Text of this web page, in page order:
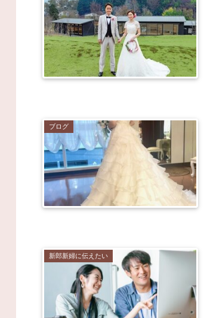
ブログ
新郎新婦に伝えたい